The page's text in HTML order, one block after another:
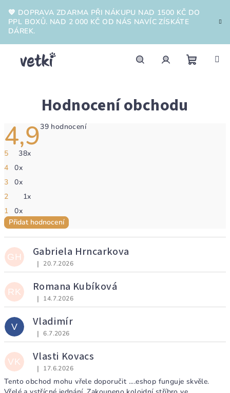
obsah
💙 DOPRAVA ZDARMA PŘI NÁKUPU NAD 1500 KČ DO
PPL BOXŮ. NAD 2 000 KČ OD NÁS NAVÍC ZÍSKÁTE
DÁREK.
Hodnocení obchodu
4,9Průměrné
39 hodnocení
5
38x
4
0x
3
0x
2
1x
1
0x
Přidat hodnocení
V
ý
p
i
s
h
o
d
n
o
c
GH Gabriela Hrncarkova
Hodnocení obchodu je 5 z 5 hvězdiček.
| 20.7.2026
RK Romana Kubíková
Hodnocení obchodu je 5 z 5 hvězdiček.
| 14.7.2026
V Vladimír
Hodnocení obchodu je 5 z 5 hvězdiček.
| 6.7.2026
VK Vlasti Kovacs
Hodnocení obchodu je 5 z 5 hvězdiček.
| 17.6.2026
Tento obchod mohu vřele doporučit ....eshop funguje skvěle.